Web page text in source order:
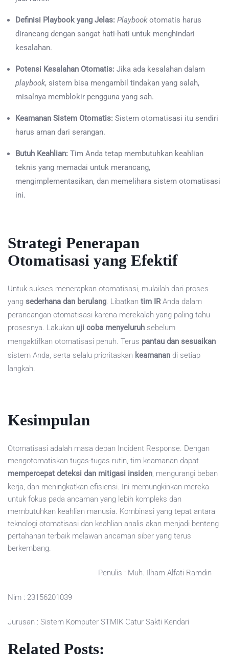
Definisi Playbook yang Jelas: Playbookotomatis harus
dirancang dengan sangat hati-hati untuk menghindari
kesalahan.
Potensi Kesalahan Otomatis: Jika ada kesalahan dalam
playbook, sistem bisa mengambil tindakan yang salah,
misalnya memblokir pengguna yang sah.
Keamanan Sistem Otomatis: Sistem otomatisasi itu sendiri
harus aman dari serangan.
Butuh Keahlian: Tim Anda tetap membutuhkan keahlian
teknis yang memadai untuk merancang,
mengimplementasikan, dan memelihara sistem otomatisasi
ini.
Strategi Penerapan
Otomatisasi yang Efektif
Untuk sukses menerapkan otomatisasi, mulailah dari proses
yang sederhana dan berulang. Libatkan tim IRAnda dalam
perancangan otomatisasi karena merekalah yang paling tahu
prosesnya. Lakukan uji coba menyeluruh sebelum
mengaktifkan otomatisasi penuh. Terus pantau dan sesuaikan
sistem Anda, serta selalu prioritaskan keamanan di setiap
langkah.
Kesimpulan
Otomatisasi adalah masa depan Incident Response. Dengan
mengotomatiskan tugas-tugas rutin, tim keamanan dapat
mempercepat deteksi dan mitigasi insiden, mengurangi beban
kerja, dan meningkatkan efisiensi. Ini memungkinkan mereka
untuk fokus pada ancaman yang lebih kompleks dan
membutuhkan keahlian manusia. Kombinasi yang tepat antara
teknologi otomatisasi dan keahlian analis akan menjadi benteng
pertahanan terbaik melawan ancaman siber yang terus
berkembang.
Penulis : Muh. Ilham Alfati Ramdin
Nim : 23156201039
Jurusan : Sistem Komputer STMIK Catur Sakti Kendari
Related Posts: